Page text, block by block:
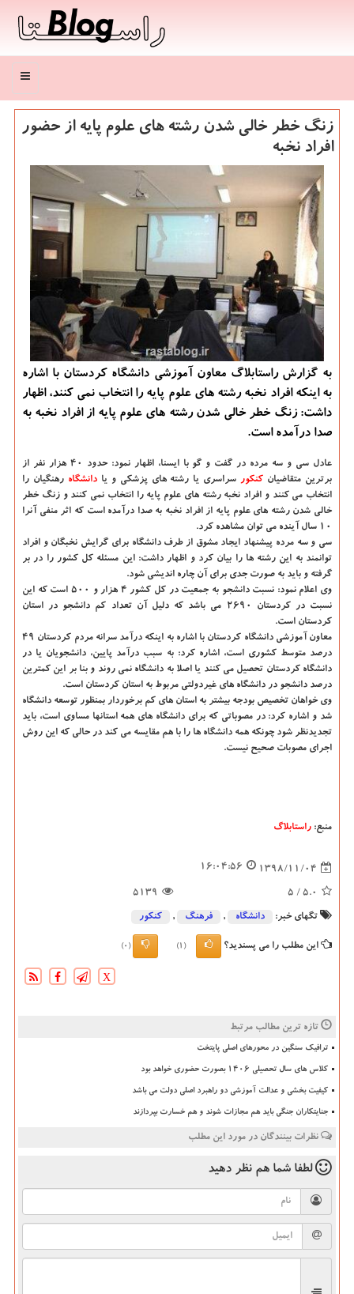
منو
زنگ خطر خالی شدن رشته های علوم پایه از حضور
افراد نخبه
به گزارش راستابلاگ معاون آموزشی دانشگاه كردستان با اشاره
به اینكه افراد نخبه رشته های علوم پایه را انتخاب نمی كنند، اظهار
داشت: زنگ خطر خالی شدن رشته های علوم پایه از افراد نخبه به
صدا درآمده است.
عادل سی و سه مرده در گفت و گو با ایسنا
، اظهار نمود: حدود ۴۰ هزار نفر از
برترین متقاضیان كنكورسراسری یا رشته های پزشكی و یادانشگاه‌ رهنگیان را
انتخاب می كنند و افراد نخبه رشته های علوم پایه را انتخاب نمی كنند و زنگ خطر
خالی شدن رشته های علوم پایه از افراد نخبه به صدا درآمده است كه اثر منفی آنرا
۱۰ سال آینده می توان مشاهده كرد.
سی و سه مرده پیشنهاد ایجاد مشوق از طرف دانشگاه برای گرایش نخبگان و افراد
توانمند به این رشته ها را بیان كرد و اظهار داشت: این مسئله كل كشور را در بر
گرفته و باید به صورت جدی برای آن چاره اندیشی شود.
وی اعلام نمود: نسبت دانشجو به جمعیت در كل كشور ۴ هزار و ۵۰۰ است كه این
نسبت در كردستان ۲۶۹۰ می باشد كه دلیل آن تعداد كم دانشجو در استان
كردستان است.
معاون آموزشی دانشگاه كردستان با اشاره به اینكه درآمد سرانه مردم كردستان ۴۹
درصد متوسط كشوری است، اشاره كرد: به سبب درآمد پایین، دانشجویان یا در
دانشگاه كردستان تحصیل می كنند یا اصلا به دانشگاه نمی روند و بنا بر این كمترین
درصد دانشجو در دانشگاه های غیردولتی مربوط به استان كردستان است.
وی خواهان تخصیص بودجه بیشتر به استان های كم برخوردار بمنظور توسعه دانشگاه
شد و اشاره كرد: در مصوباتی كه برای دانشگاه های همه استانها مساوی است، باید
تجدیدنظر شود چونكه همه دانشگاه ها را با هم مقایسه می كند در حالی كه این روش
اجرای مصوبات صحیح نیست.
منبع: راستابلاگ
1398/11/04
16:04:56
5.0
/ 5
5139
تگهای خبر: دانشگاه‌ , فرهنگ , كنكور
این مطلب را می پسندید؟ (1)
(0)
X
تازه ترین مطالب مرتبط
ترافیک سنگین در محورهای اصلی پایتخت
کلاس های سال تحصیلی ۱۴۰۶ بصورت حضوری خواهد بود
کیفیت بخشی و عدالت آموزشی دو راهبرد اصلی دولت می باشد
جنایتکاران جنگی باید هم مجازات شوند و هم خسارت بپردازند
نظرات بینندگان در مورد این مطلب
لطفا شما هم نظر دهید